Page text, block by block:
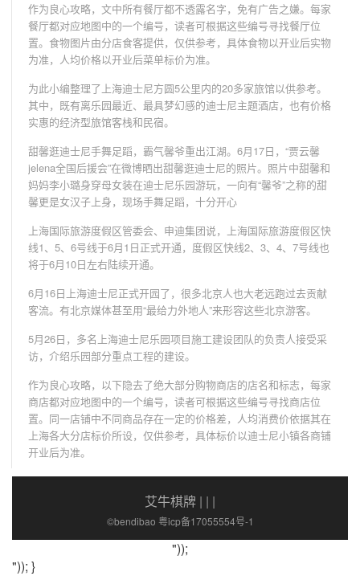
作为良心攻略，文中所有餐厅都不透露名字，免有广告之嫌。每家
餐厅都对应地图中的一个编号，读者可根据这些编号寻找餐厅位
置。食物图片由分店食客提供，仅供参考，具体食物以开业后实物
为准，人均价格以开业后菜单标价为准。
为此小编整理了上海迪士尼方圆5公里内的20多家旅馆以供参考。
其中，既有离乐园最近、最具梦幻感的迪士尼主题酒店，也有价格
实惠的经济型旅馆客栈和民宿。
甜馨逛迪士尼手舞足蹈，霸气馨爷重出江湖。6月17日，“贾云馨
jelena全国后援会”在微博晒出甜馨逛迪士尼的照片。照片中甜馨和
妈妈李小璐身穿母女装在迪士尼乐园游玩，一向有“馨爷”之称的甜
馨更是女汉子上身，现场手舞足蹈，十分开心
上海国际旅游度假区管委会、申迪集团说，上海国际旅游度假区快
线1、5、6号线于6月1日正式开通，度假区快线2、3、4、7号线也
将于6月10日左右陆续开通。
6月16日上海迪士尼正式开园了，很多北京人也大老远跑过去贡献
客流。有北京媒体甚至用“最给力外地人”来形容这些北京游客。
5月26日，多名上海迪士尼乐园项目施工建设团队的负责人接受采
访，介绍乐园部分重点工程的建设。
作为良心攻略，以下隐去了绝大部分购物商店的店名和标志，每家
商店都对应地图中的一个编号，读者可根据这些编号寻找商店位
置。同一店铺中不同商品存在一定的价格差，人均消费价依据其在
上海各大分店标价所设，仅供参考，具体标价以迪士尼小镇各商铺
开业后为准。
艾牛棋牌 | | |
©bendibao 粤icp备17055554号-1
"));
")); }